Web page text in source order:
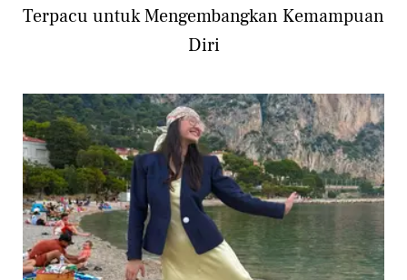
Terpacu untuk Mengembangkan Kemampuan
Diri